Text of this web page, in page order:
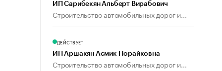
ИП Сарибекян Альберт Вирабович
Строительство автомобильных дорог и...
ДЕЙСТВУЕТ
ИП Аршакян Асмик Норайковна
Строительство автомобильных дорог и...